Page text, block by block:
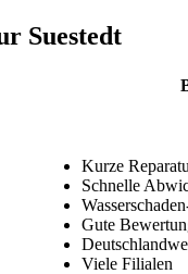
Suestedt
Kurze
Schnelle
Gute
Viele Filialen